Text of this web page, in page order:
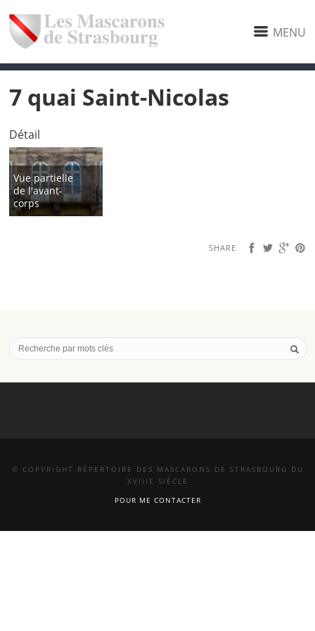
MENU
7 quai Saint-Nicolas
Détail
Vue partielle
de l'avant-
corps
SHARE
© COPYRIGHT RÉPERTOIRE DES MASCARONS DE STRASBOURG DU
XVIIIE SIÈCLE
POUR ME CONTACTER